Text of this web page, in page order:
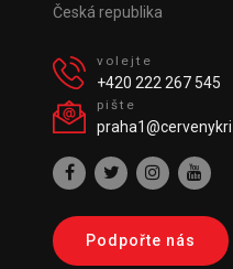
Česká republika
volejte
+420 222 267 545
pište
Podpořte nás